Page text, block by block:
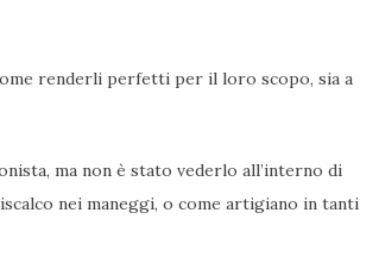
renderli perfetti per il loro scopo, sia a
ma non è stato vederlo all’interno di
nei maneggi, o come artigiano in tanti